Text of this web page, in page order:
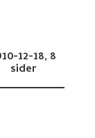
12-18, 8
sider